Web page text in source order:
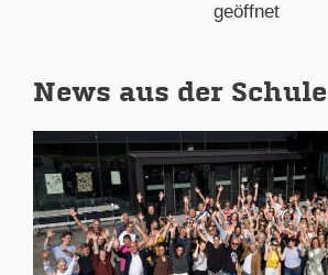
geöffnet
News aus der Schule